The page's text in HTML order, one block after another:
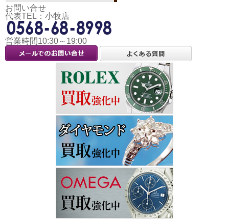
お問い合せ
代表TEL：小牧店
営業時間10:30～19:00